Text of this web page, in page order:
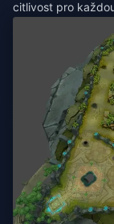
citlivost pro